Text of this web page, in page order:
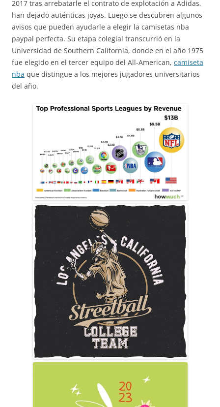
2017 tras arrebatarle el contrato de explotación a Adidas,
han dejado auténticas joyas. Luego se descubren algunos
avisos que pueden ayudarle a elegir la camisetas nba
paypal perfecta. Su etapa colegial transcurrió en la
Universidad de Southern California, donde en el año 1975
fue elegido en el tercer equipo del All-American, camiseta
nba que distingue a los mejores jugadores universitarios
del año.